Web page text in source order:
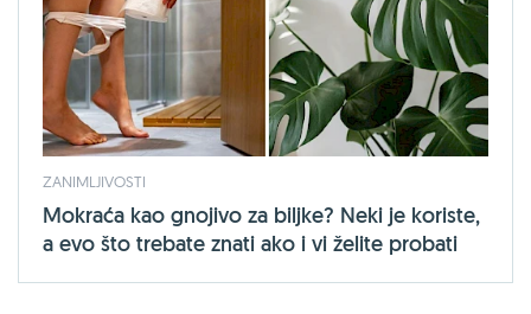
ZANIMLJIVOSTI
Mokraća kao gnojivo za biljke? Neki je koriste,
a evo što trebate znati ako i vi želite probati